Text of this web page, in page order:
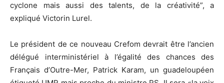
cyclone mais aussi des talents, de la créativité”, a
expliqué Victorin Lurel.
Le président de ce nouveau Crefom devrait être l’ancien
délégué interministériel à l’égalité des chances des
Français d’Outre-Mer, Patrick Karam, un guadeloupéen